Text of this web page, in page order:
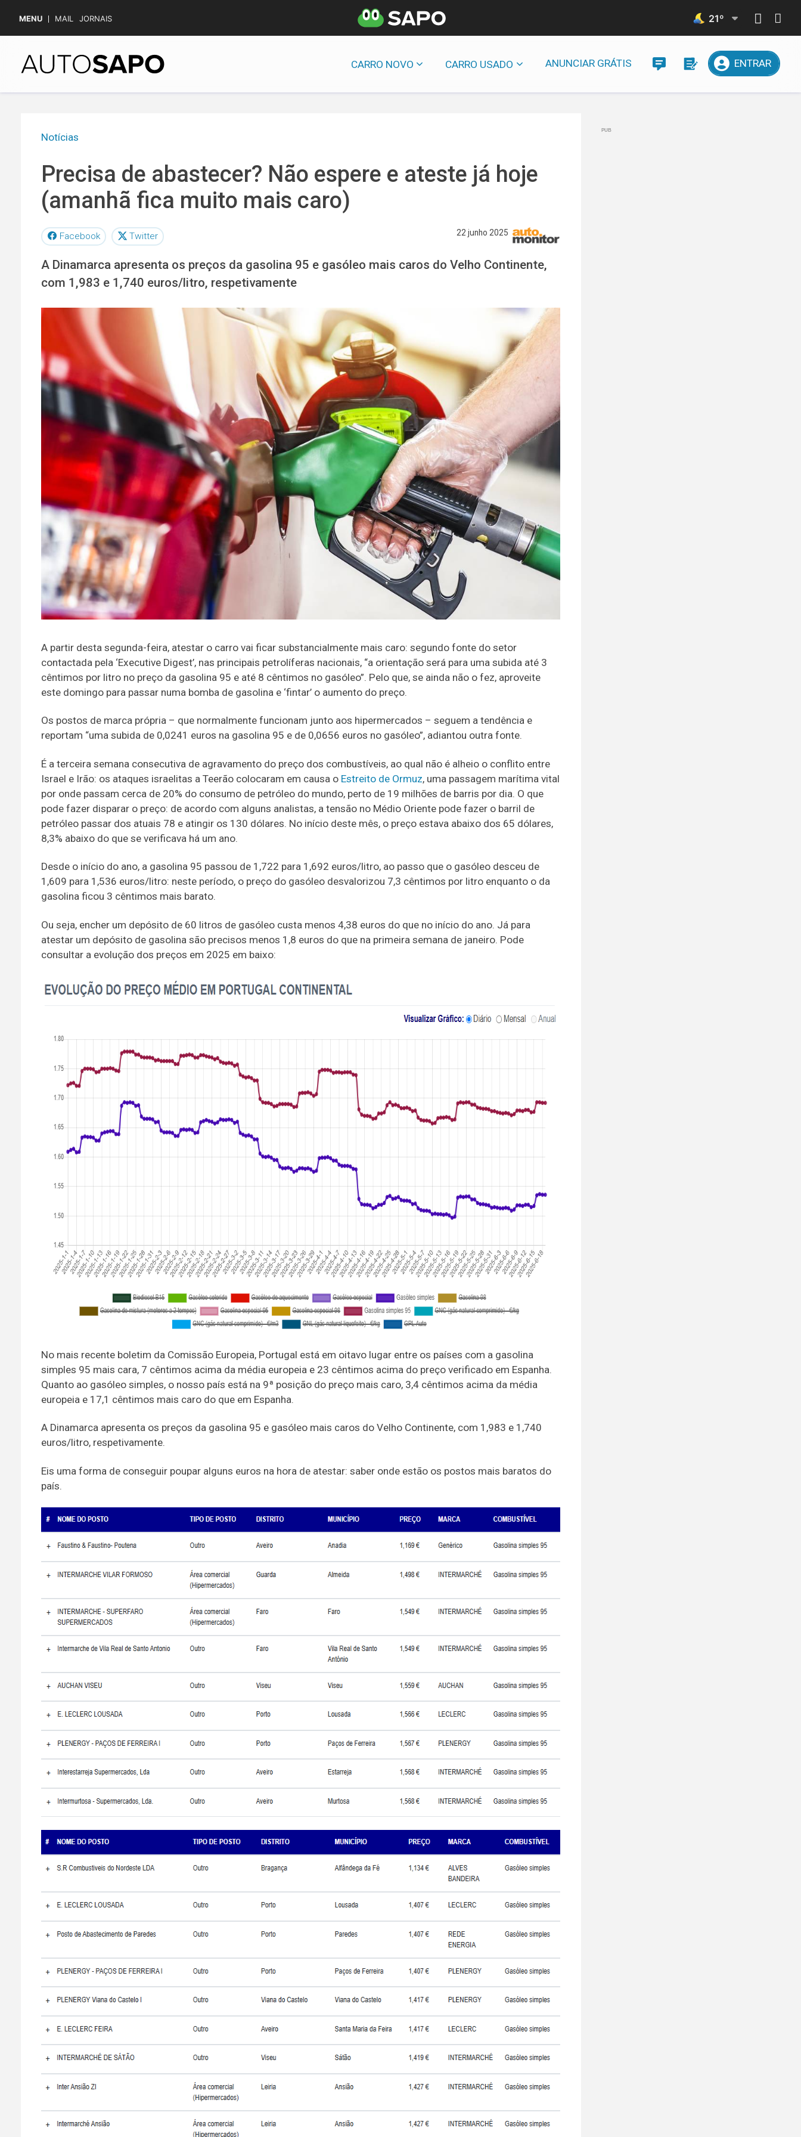
MENU MAIL JORNAIS 21º
CARRO NOVO CARRO USADO ANUNCIAR GRÁTIS ENTRAR
Notícias
Precisa de abastecer? Não espere e ateste já hoje
(amanhã fica muito mais caro)
Facebook Twitter 22 junho 2025
A Dinamarca apresenta os preços da gasolina 95 e gasóleo mais caros do Velho Continente,
com 1,983 e 1,740 euros/litro, respetivamente
A partir desta segunda-feira, atestar o carro vai ficar substancialmente mais caro: segundo fonte do setor
contactada pela ‘Executive Digest’, nas principais petrolíferas nacionais, “a orientação será para uma subida até 3
cêntimos por litro no preço da gasolina 95 e até 8 cêntimos no gasóleo”. Pelo que, se ainda não o fez, aproveite
este domingo para passar numa bomba de gasolina e ‘fintar’ o aumento do preço.
Os postos de marca própria – que normalmente funcionam junto aos hipermercados – seguem a tendência e
reportam “uma subida de 0,0241 euros na gasolina 95 e de 0,0656 euros no gasóleo”, adiantou outra fonte.
É a terceira semana consecutiva de agravamento do preço dos combustíveis, ao qual não é alheio o conflito entre
Israel e Irão: os ataques israelitas a Teerão colocaram em causa o Estreito de Ormuz, uma passagem marítima vital
por onde passam cerca de 20% do consumo de petróleo do mundo, perto de 19 milhões de barris por dia. O que
pode fazer disparar o preço: de acordo com alguns analistas, a tensão no Médio Oriente pode fazer o barril de
petróleo passar dos atuais 78 e atingir os 130 dólares. No início deste mês, o preço estava abaixo dos 65 dólares,
8,3% abaixo do que se verificava há um ano.
Desde o início do ano, a gasolina 95 passou de 1,722 para 1,692 euros/litro, ao passo que o gasóleo desceu de
1,609 para 1,536 euros/litro: neste período, o preço do gasóleo desvalorizou 7,3 cêntimos por litro enquanto o da
gasolina ficou 3 cêntimos mais barato.
Ou seja, encher um depósito de 60 litros de gasóleo custa menos 4,38 euros do que no início do ano. Já para
atestar um depósito de gasolina são precisos menos 1,8 euros do que na primeira semana de janeiro. Pode
consultar a evolução dos preços em 2025 em baixo:
No mais recente boletim da Comissão Europeia, Portugal está em oitavo lugar entre os países com a gasolina
simples 95 mais cara, 7 cêntimos acima da média europeia e 23 cêntimos acima do preço verificado em Espanha.
Quanto ao gasóleo simples, o nosso país está na 9ª posição do preço mais caro, 3,4 cêntimos acima da média
europeia e 17,1 cêntimos mais caro do que em Espanha.
A Dinamarca apresenta os preços da gasolina 95 e gasóleo mais caros do Velho Continente, com 1,983 e 1,740
euros/litro, respetivamente.
Eis uma forma de conseguir poupar alguns euros na hora de atestar: saber onde estão os postos mais baratos do
país.